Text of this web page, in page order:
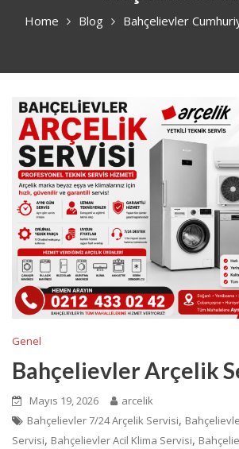
Home Blog Bahçelievler
Genel
Bahçelievler Arçelik
Mayıs 19, 2026
arcelik
Bahçelievler 7/24 Arçelik Servisi,
Servisi, Bahçelievler Acil Klima Servisi,